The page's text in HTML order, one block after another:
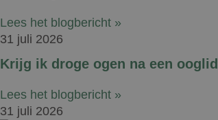
Lees het blogbericht »
31 juli 2026
Krijg ik droge ogen na een
Lees het blogbericht »
31 juli 2026